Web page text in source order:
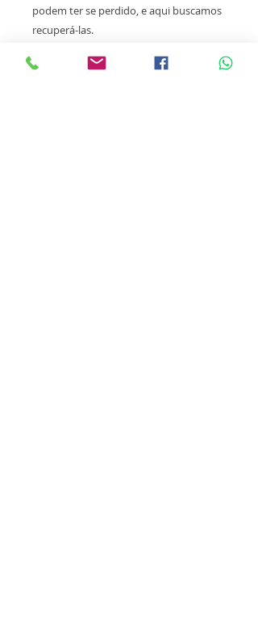
podem ter se perdido, e aqui buscamos
recuperá-las.
atualizações e reformulações de termos